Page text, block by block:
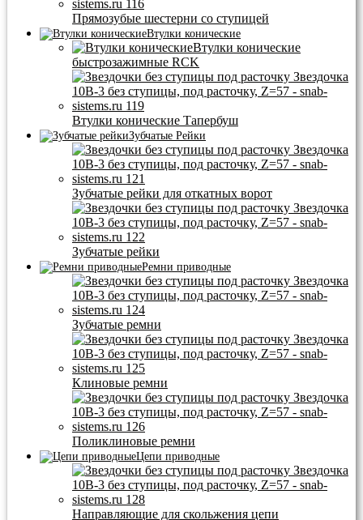
Прямозубые шестерни со ступицей
Втулки конические
Втулки конические
быстрозажимные RCK
Втулки конические Тапербуш
Зубчатые Рейки
Зубчатые рейки для откатных ворот
Зубчатые рейки
Ремни приводные
Зубчатые ремни
Клиновые ремни
Поликлиновые ремни
Цепи приводные
Направляющие для скольжения цепи